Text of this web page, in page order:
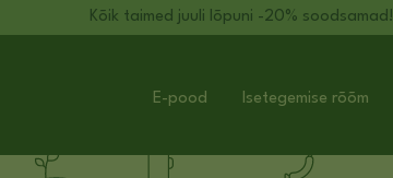
Kõik taimed juuli lõpuni -20% soodsamad!
E-pood Isetegemise rõõm